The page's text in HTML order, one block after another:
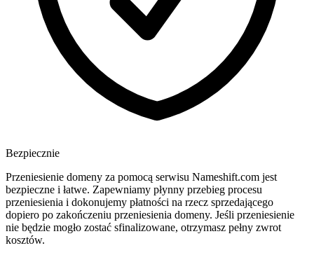
Bezpiecznie
Przeniesienie domeny za pomocą serwisu Nameshift.com jest
bezpieczne i łatwe. Zapewniamy płynny przebieg procesu
przeniesienia i dokonujemy płatności na rzecz sprzedającego
dopiero po zakończeniu przeniesienia domeny. Jeśli przeniesienie
nie będzie mogło zostać sfinalizowane, otrzymasz pełny zwrot
kosztów.